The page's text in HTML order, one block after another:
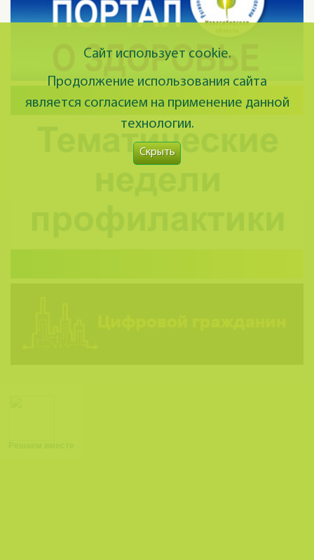
Сайт использует cookie.
Продолжение использования сайта
является согласием на применение данной
технологии.
Скрыть